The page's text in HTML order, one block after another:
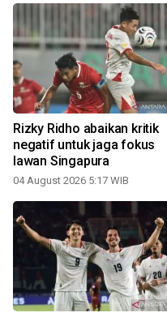
Rizky Ridho abaikan kritik
negatif untuk jaga fokus
lawan Singapura
04 August 2026 5:17 WIB